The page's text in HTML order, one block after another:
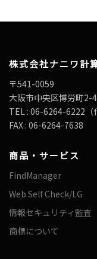
株式会社ナニワ計
〒541-0059
大阪市中央区博労町
TEL : 06-6264-6222（
FAX : 06-6264-7638
商品・サービス
FindManager
Web Self Check/LG
情報セキュリティ監査
商標について